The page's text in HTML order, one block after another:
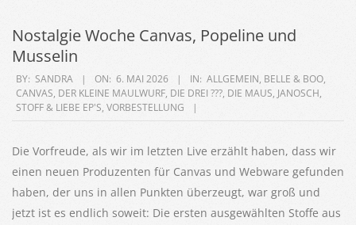
Nostalgie Woche Canvas, Popeline und
Musselin
2026-
05-
BY: SANDRA ON: 6. MAI 2026 IN: ALLGEMEIN, BELLE & BOO,
CANVAS, DER KLEINE MAULWURF, DIE DREI ???, DIE MAUS, JANOSCH,
STOFF & LIEBE EP'S, VORBESTELLUNG
Die Vorfreude, als wir im letzten Live erzählt haben, dass wir
einen neuen Produzenten für Canvas und Webware gefunden
haben, der uns in allen Punkten überzeugt, war groß und
jetzt ist es endlich soweit: Die ersten ausgewählten Stoffe aus